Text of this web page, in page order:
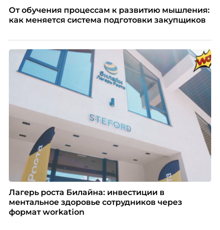
От обучения процессам к развитию мышления:
как меняется система подготовки закупщиков
Лагерь роста Билайна: инвестиции в
ментальное здоровье сотрудников через
формат workation